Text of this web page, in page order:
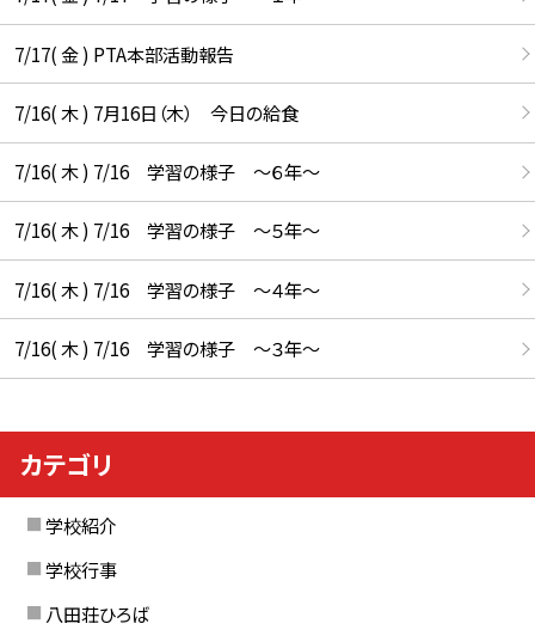
7/17( 金 ) PTA本部活動報告
7/16( 木 ) 7月16日（木） 今日の給食
7/16( 木 ) 7/16 学習の様子 ～６年～
7/16( 木 ) 7/16 学習の様子 ～５年～
7/16( 木 ) 7/16 学習の様子 ～４年～
7/16( 木 ) 7/16 学習の様子 ～３年～
カテゴリ
学校紹介
学校行事
八田荘ひろば